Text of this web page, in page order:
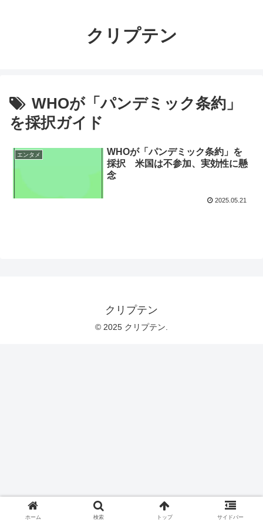
クリプテン
WHOが「パンデミック条約」
を採択ガイド
エンタメ
WHOが「パンデミック条約」を
採択 米国は不参加、実効性に懸
念
2025.05.21
クリプテン
© 2025 クリプテン.
ホーム 検索 トップ サイドバー